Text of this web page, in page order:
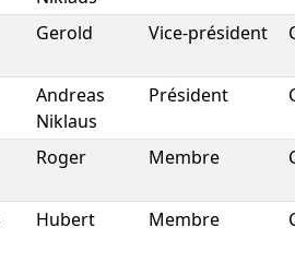
Gerold Vice-président
Andreas
Niklaus
Président
Roger Membre
Hubert Membre